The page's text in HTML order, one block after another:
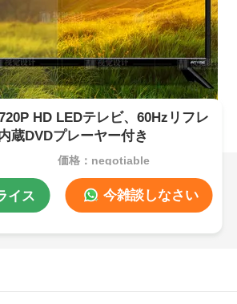
HD LEDテレビ、60Hzリフレ
蔵DVDプレーヤー付き
価格：negotiable
イス 今雑談しなさい